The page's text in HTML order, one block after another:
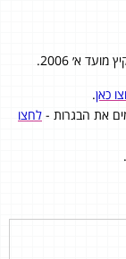
כאן.
את הבגרות - לחצו
.